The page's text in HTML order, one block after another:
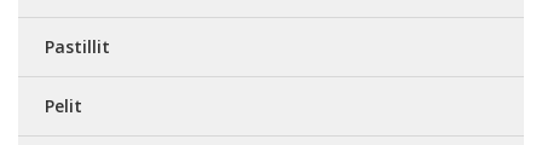
Pastillit
Pelit